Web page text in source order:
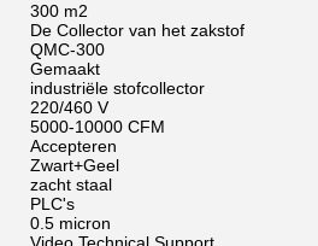
300 m2
De Collector van het zakstof
QMC-300
Gemaakt
industriële stofcollector
220/460 V
5000-10000 CFM
Accepteren
Zwart+Geel
zacht staal
PLC's
0.5 micron